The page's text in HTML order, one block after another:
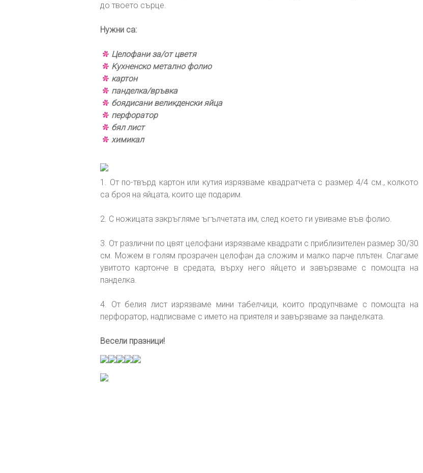
до твоето сърце.
Нужни са:
Целофани за/от цветя
Kухненско метално фолио
картон
панделка/връвка
боядисани великденски яйца
перфоратор
бял лист
химикал
1. От по-твърд картон или кутия изрязваме квадратчета с размер 4/4 см., колкото
са броя на яйцата, които ще подарим.
2. С ножицата закръгляме ъгълчетата им, след което ги увиваме във фолио.
3. От различни по цвят целофани изрязваме квадрати с приблизителен размер 30/30
см. Можем в голям прозрачен целофан да сложим и малко парче плътен. Слагаме
увитото картонче в средата, върху него яйцето и завързваме с помощта на
панделка.
4. От белия лист изрязваме мини табелчици, които продупчваме с помощта на
перфоратор, надписваме с името на приятеля и завързваме за панделката.
Весели празници!